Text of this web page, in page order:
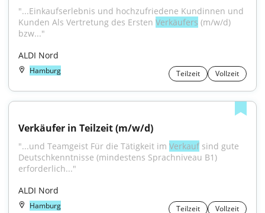
"...Einkaufserlebnis und hochzufriedene Kundinnen und
Kunden Als Vertretung des Ersten Verkäufers (m/w/d)
bzw..."
ALDI Nord
Hamburg Teilzeit Vollzeit
Verkäufer in Teilzeit (m/w/d)
"...und Teamgeist Für die Tätigkeit im Verkauf sind gute
Deutschkenntnisse (mindestens Sprachniveau B1)
erforderlich..."
ALDI Nord
Hamburg Teilzeit Vollzeit